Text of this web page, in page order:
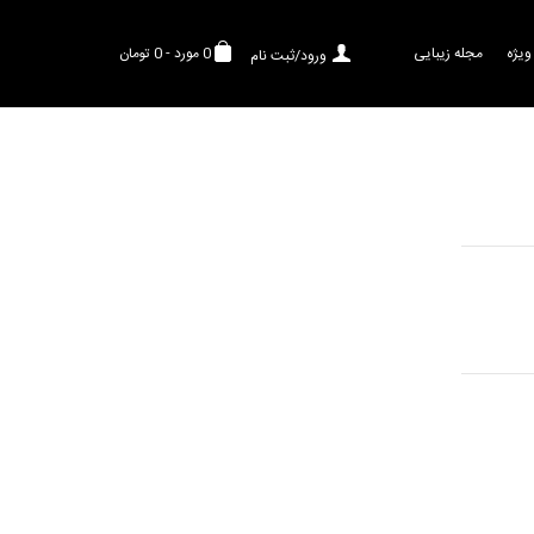
0مورد-0 تومان ورود/ثبت نام مجله زیبایی